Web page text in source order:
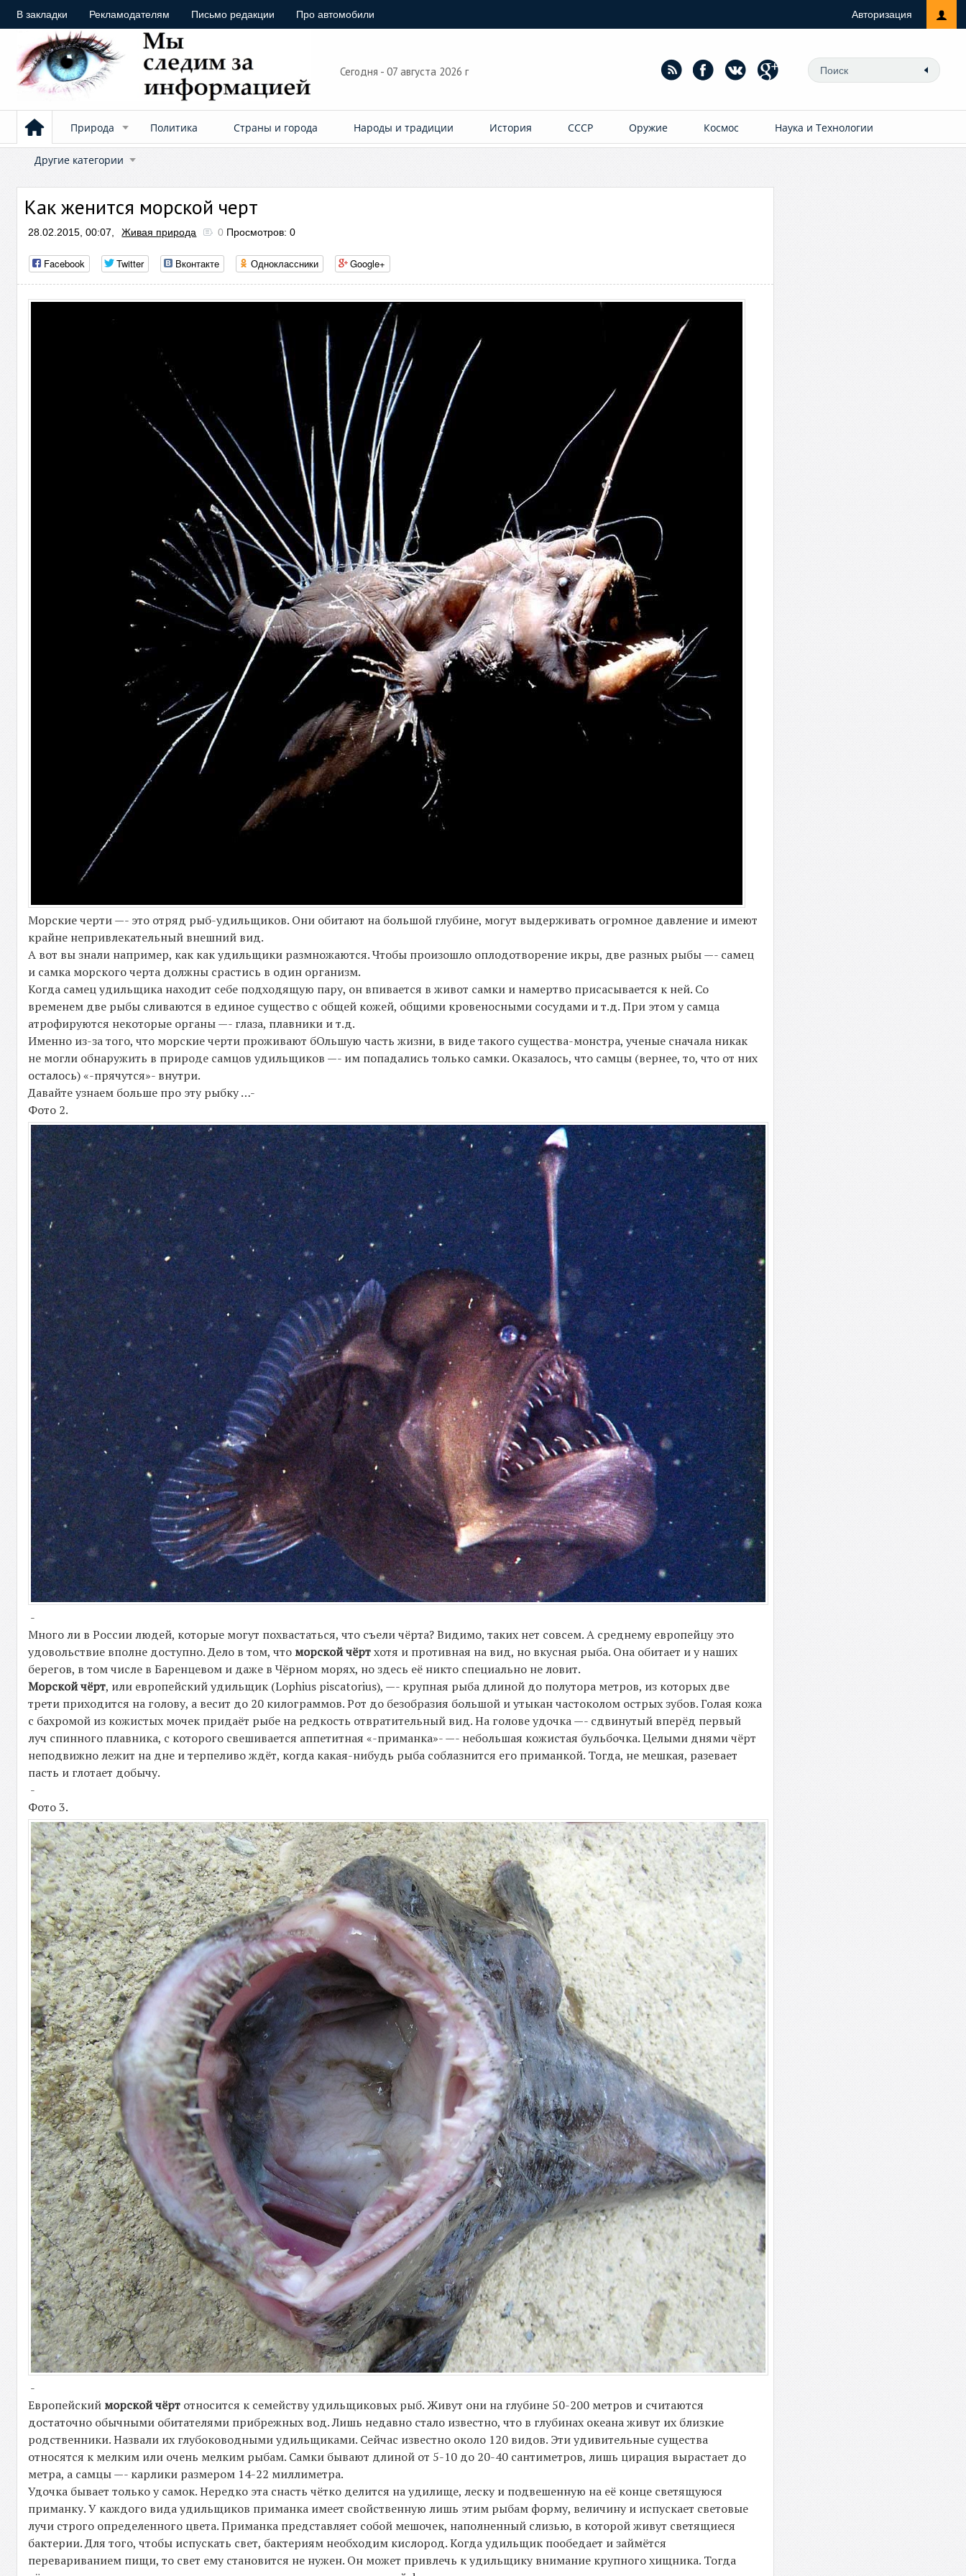
В закладки Рекламодателям Письмо редакции Про автомобили Авторизация
Сегодня - 07 августа 2026 г
Природа Политика Страны и города Народы и традиции История СССР Оружие Космос Наука и Технологии
Другие категории
Как женится морской черт
28.02.2015, 00:07, Живая природа 0 Просмотров: 0
Facebook Twitter Вконтакте Одноклассники Google+
Морские черти —- это отряд рыб-удильщиков. Они обитают на большой глубине, могут выдерживать огромное давление и имеют
крайне непривлекательный внешний вид.
А вот вы знали например, как как удильщики размножаются. Чтобы произошло оплодотворение икры, две разных рыбы —- самец
и самка морского черта должны срастись в один организм.
Когда самец удильщика находит себе подходящую пару, он впивается в живот самки и намертво присасывается к ней. Со
временем две рыбы сливаются в единое существо с общей кожей, общими кровеносными сосудами и т.д. При этом у самца
атрофируются некоторые органы —- глаза, плавники и т.д.
Именно из-за того, что морские черти проживают бОльшую часть жизни, в виде такого существа-монстра, ученые сначала никак
не могли обнаружить в природе самцов удильщиков —- им попадались только самки. Оказалось, что самцы (вернее, то, что от них
осталось) «-прячутся»- внутри.
Давайте узнаем больше про эту рыбку …-
Фото 2.
-
Много ли в России людей, которые могут похвастаться, что съели чёрта? Видимо, таких нет совсем. А среднему европейцу это
удовольствие вполне доступно. Дело в том, что морской чёртхотя и противная на вид, но вкусная рыба. Она обитает и у наших
берегов, в том числе в Баренцевом и даже в Чёрном морях, но здесь её никто специально не ловит.
Морской чёрт, или европейский удильщик (Lophius piscatorius), —- крупная рыба длиной до полутора метров, из которых две
трети приходится на голову, а весит до 20 килограммов. Рот до безобразия большой и утыкан частоколом острых зубов. Голая кожа
с бахромой из кожистых мочек придаёт рыбе на редкость отвратительный вид. На голове удочка —- сдвинутый вперёд первый
луч спинного плавника, с которого свешивается аппетитная «-приманка»- —- небольшая кожистая бульбочка. Целыми днями чёрт
неподвижно лежит на дне и терпеливо ждёт, когда какая-нибудь рыба соблазнится его приманкой. Тогда, не мешкая, разевает
пасть и глотает добычу.
-
Фото 3.
-
Европейский морской чёрт относится к семейству удильщиковых рыб. Живут они на глубине 50-200 метров и считаются
достаточно обычными обитателями прибрежных вод. Лишь недавно стало известно, что в глубинах океана живут их близкие
родственники. Назвали их глубоководными удильщиками. Сейчас известно около 120 видов. Эти удивительные существа
относятся к мелким или очень мелким рыбам. Самки бывают длиной от 5-10 до 20-40 сантиметров, лишь цирация вырастает до
метра, а самцы —- карлики размером 14-22 миллиметра.
Удочка бывает только у самок. Нередко эта снасть чётко делится на удилище, леску и подвешенную на её конце светящуюся
приманку. У каждого вида удильщиков приманка имеет свойственную лишь этим рыбам форму, величину и испускает световые
лучи строго определенного цвета. Приманка представляет собой мешочек, наполненный слизью, в которой живут светящиеся
бактерии. Для того, чтобы испускать свет, бактериям необходим кислород. Когда удильщик пообедает и займётся
перевариванием пищи, то свет ему становится не нужен. Он может привлечь к удильщику внимание крупного хищника. Тогда